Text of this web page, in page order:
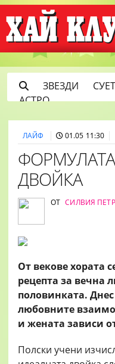
ЗВЕЗДИ
АСТРО
ЛАЙФ 01.05 11:30
ДВОЙКА
ОТ СИЛВИЯ
От векове хората
рецепта за вечна
половинката. Днес
любовните
и жената зависи
Полски учени